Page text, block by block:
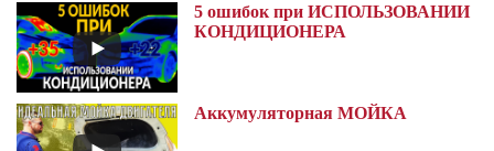
5 ошибок при ИСПОЛЬЗОВАНИИ
КОНДИЦИОНЕРА
Аккумуляторная МОЙКА